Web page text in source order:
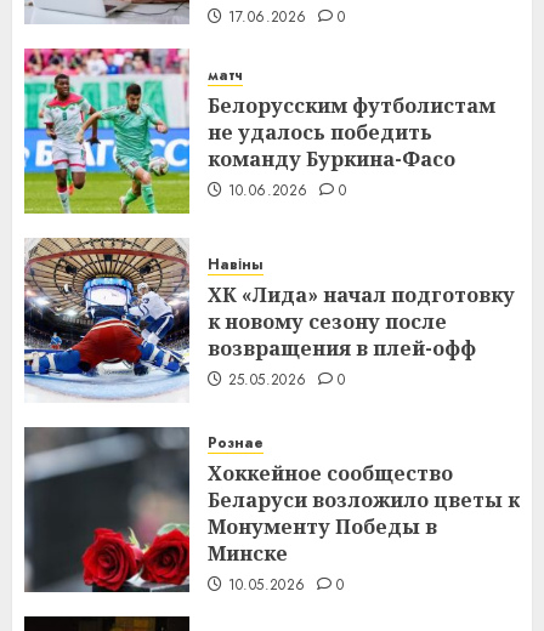
17.06.2026 0
матч
Белорусским футболистам
не удалось победить
команду Буркина-Фасо
10.06.2026 0
Навіны
ХК «Лида» начал подготовку
к новому сезону после
возвращения в плей-офф
25.05.2026 0
Рознае
Хоккейное сообщество
Беларуси возложило цветы к
Монументу Победы в
Минске
10.05.2026 0